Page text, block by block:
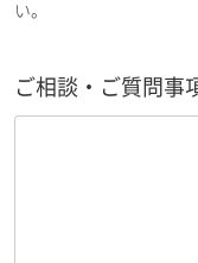
い。
ご相談・ご質問事